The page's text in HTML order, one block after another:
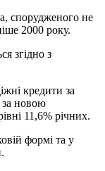
спорудженого не
2000 року.
згідно з
кредити за
за новою
11,6% річних.
формі та у